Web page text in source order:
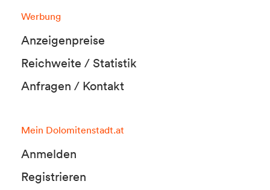
Werbung
Anzeigenpreise
Reichweite / Statistik
Anfragen / Kontakt
Mein Dolomitenstadt.at
Anmelden
Registrieren